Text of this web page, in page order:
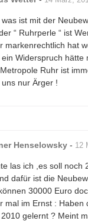
was ist mit der
“ Ruhrperle “ ist
markenrechtlich hat
ein Widerspruch hätte
Ruhr ist
uns nur Ärger !
Henselowsky - 12
las ich ,es soll noch
dafür ist die
30000 Euro
mal im Ernst : Haben
gelernt ? Meint